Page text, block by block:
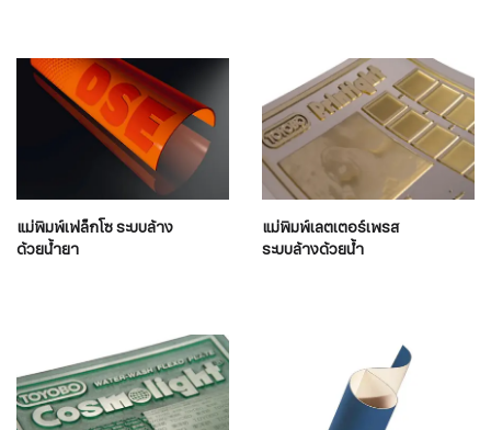
แม่พิมพ์เฟล็กโซ ระบบล้าง
ด้วยน้ำยา
แม่พิมพ์เลตเตอร์เพรส
ระบบล้างด้วยน้ำ